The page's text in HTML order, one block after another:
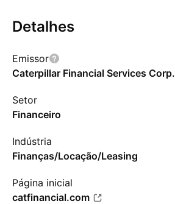
Detalhes
Emissor
Caterpillar Financial Services Corp.
Setor
Financeiro
Indústria
Finanças/Locação/Leasing
Página inicial
catfinancial.com